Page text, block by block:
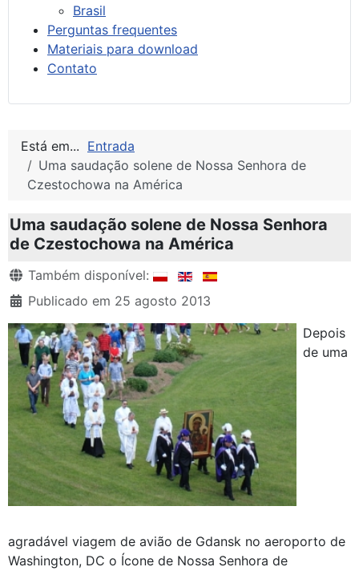
Brasil
Perguntas frequentes
Materiais para download
Contato
Está em... Entrada
Uma saudação solene de Nossa Senhora de
Czestochowa na América
Uma saudação solene de Nossa Senhora
de Czestochowa na América
Detalhes
Também disponível:
Publicado em 25 agosto 2013
Depois
de uma
agradável viagem de avião de Gdansk no aeroporto de
Washington, DC o Ícone de Nossa Senhora de